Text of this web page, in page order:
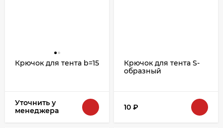
Крючок для тента b=15
Уточнить у
менеджера
Крючок для тента S-
образный
10 ₽